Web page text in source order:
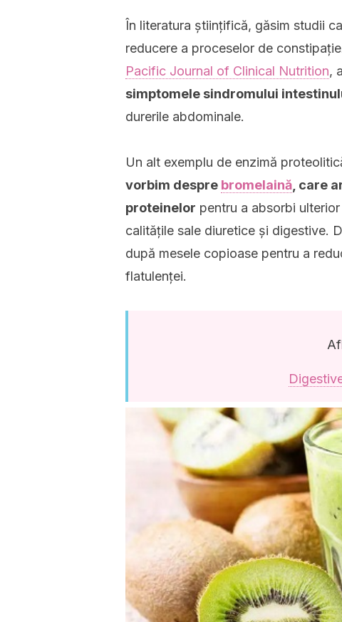
În literatura științifică, găsim studii
reducere a proceselor de
Pacific Journal of Clinical Nutrition,
simptomele sindromului
durerile abdominale.
Un alt exemplu de enzimă
vorbim despre bromelaină , care
proteinelor pentru a absorbi
calitățile sale diuretice și digestive.
după mesele copioase pentru a
flatulenței.